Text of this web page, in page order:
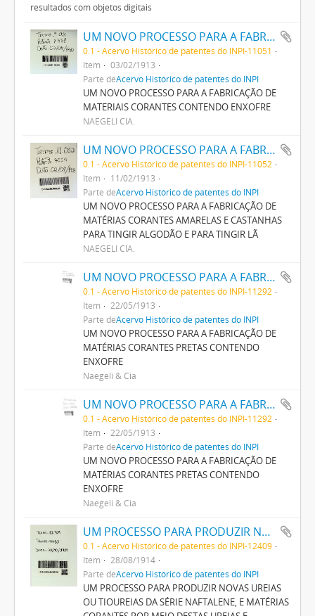
resultados com objetos digitais
UM NOVO PROCESSO PARA A FABRICAÇÃO DE MATERIAIS CORANTES CONTENDO ENXOFRE
0.1 - Acervo Histórico de patentes do INPI-11051
Item
03/02/1913
Parte deAcervo Histórico de patentes do INPI
UM NOVO PROCESSO PARA A FABRICAÇÃO DE
MATERIAIS CORANTES CONTENDO ENXOFRE
NAEGELI CIA.
UM NOVO PROCESSO PARA A FABRICAÇÃO DE MATERIAS CORANTES AMARELLAS E CASTANHAS PARA TINGIR ALGODÃO E PARA TINGIR LÂ
0.1 - Acervo Histórico de patentes do INPI-11052
Item
11/02/1913
Parte deAcervo Histórico de patentes do INPI
UM NOVO PROCESSO PARA A FABRICAÇÃO DE
MATÉRIAS CORANTES AMARELAS E CASTANHAS
PARA TINGIR ALGODÃO E PARA TINGIR LÃ
NAEGELI CIA.
UM NOVO PROCESSO PARA A FABRICAÇÃO DE MATERIAS CORANTES PRETAS CONTENDO ENXOFRE
0.1 - Acervo Histórico de patentes do INPI-11292
Item
22/05/1913
Parte deAcervo Histórico de patentes do INPI
UM NOVO PROCESSO PARA A FABRICAÇÃO DE
MATÉRIAS CORANTES PRETAS CONTENDO
ENXOFRE
Naegeli & Cia
UM NOVO PROCESSO PARA A FABRICAÇÃO DE MATERIAS CORANTES PRETAS CONTENDO ENXOFRE
0.1 - Acervo Histórico de patentes do INPI-11292
Item
22/05/1913
Parte deAcervo Histórico de patentes do INPI
UM NOVO PROCESSO PARA A FABRICAÇÃO DE
MATÉRIAS CORANTES PRETAS CONTENDO
ENXOFRE
Naegeli & Cia
UM PROCESSO PARA PRODUZIR NOVAS UREIAS OU THIOUREIAS DA SERIE NAPHTALENE, E MATERIAS CORANTES POR MEIO DESTAS UREIAS E THIOUREIAS
0.1 - Acervo Histórico de patentes do INPI-12409
Item
28/08/1914
Parte deAcervo Histórico de patentes do INPI
UM PROCESSO PARA PRODUZIR NOVAS UREIAS
OU TIOUREIAS DA SÉRIE NAFTALENE, E MATÉRIAS